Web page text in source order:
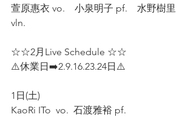
萱原惠衣 vo.    小泉明子 pf.    水野樹里
vln.
☆☆2月Live Schedule ☆☆
⚠️休業日➡️2.9.16.23.24日⚠️
1日(土)
KaoRi ITo  vo.  石渡雅裕 pf.